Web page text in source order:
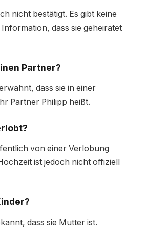
nicht bestätigt. Es gibt keine
dass sie geheiratet
Partner?
dass sie in einer
Partner Philipp heißt.
von einer Verlobung
ist jedoch nicht offiziell
dass sie Mutter ist.